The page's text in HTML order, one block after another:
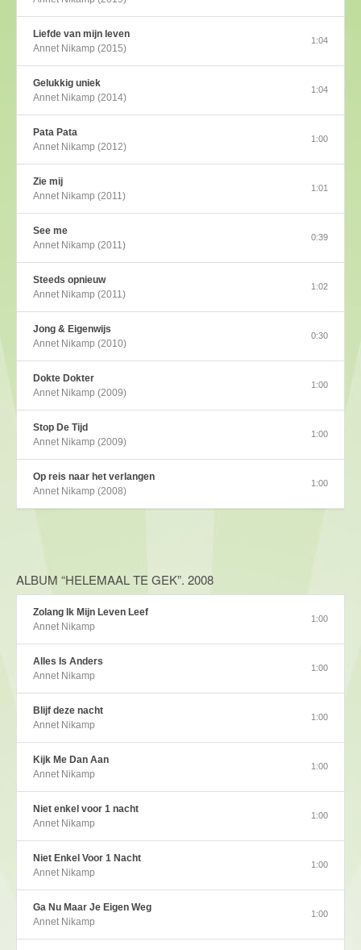
Liefde van mijn leven
Annet Nikamp (2015)
1:04
Gelukkig uniek
Annet Nikamp (2014)
1:04
Pata Pata
Annet Nikamp (2012)
1:00
Zie mij
Annet Nikamp (2011)
1:01
See me
Annet Nikamp (2011)
0:39
Steeds opnieuw
Annet Nikamp (2011)
1:02
Jong & Eigenwijs
Annet Nikamp (2010)
0:30
Dokte Dokter
Annet Nikamp (2009)
1:00
Stop De Tijd
Annet Nikamp (2009)
1:00
Op reis naar het verlangen
Annet Nikamp (2008)
1:00
ALBUM “HELEMAAL TE GEK”. 2008
Zolang Ik Mijn Leven Leef
Annet Nikamp
1:00
Alles Is Anders
Annet Nikamp
1:00
Blijf deze nacht
Annet Nikamp
1:00
Kijk Me Dan Aan
Annet Nikamp
1:00
Niet enkel voor 1 nacht
Annet Nikamp
1:00
Niet Enkel Voor 1 Nacht
Annet Nikamp
1:00
Ga Nu Maar Je Eigen Weg
Annet Nikamp
1:00